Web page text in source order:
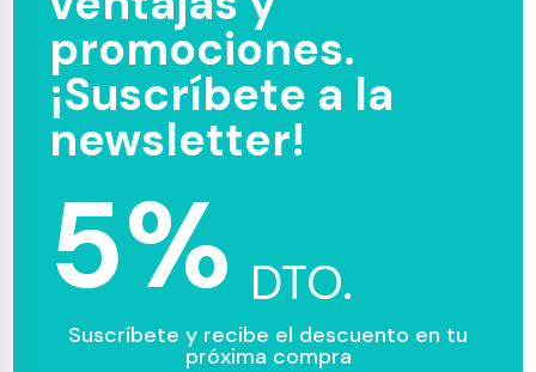
promociones.
¡Suscríbete a la
newsletter!
5% DTO.
Suscríbete y recibe el descuento en tu
próxima compra